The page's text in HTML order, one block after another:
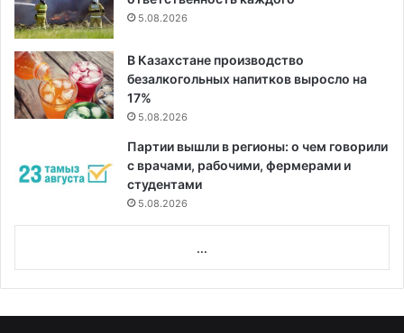
5.08.2026
В Казахстане производство
безалкогольных напитков выросло на
17%
5.08.2026
Партии вышли в регионы: о чем говорили
с врачами, рабочими, фермерами и
студентами
5.08.2026
...